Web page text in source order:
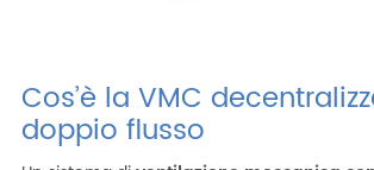
Cos’è la VMC
doppio flusso